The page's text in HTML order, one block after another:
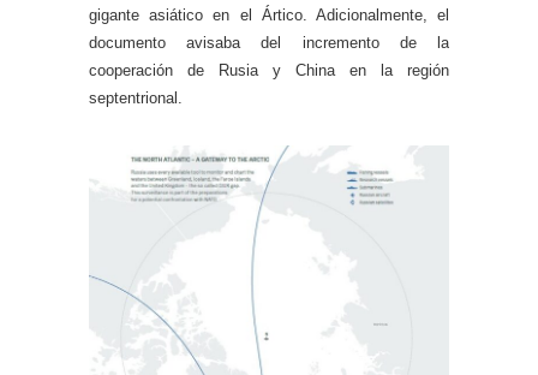
gigante asiático en el Ártico. Adicionalmente, el
documento avisaba del incremento de la
cooperación de Rusia y China en la región
septentrional.